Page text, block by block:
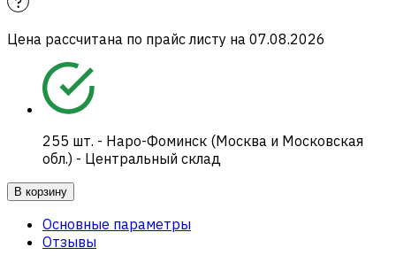
Цена рассчитана по прайс листу на 07.08.2026
255 шт. - Наро-Фоминск (Москва и Московская
обл.) - Центральный склад
В корзину
Основные параметры
Отзывы